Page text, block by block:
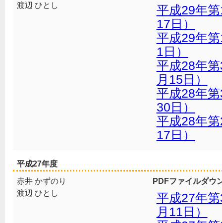
渡辺 ひとし
平成29年
17日）
平成29年
1日）
平成28年
月15日）
平成28年
30日）
平成28年
17日）
平成27年度
赤井 かずのり
渡辺 ひとし
PDFファイルダウ
平成27年
月11日）